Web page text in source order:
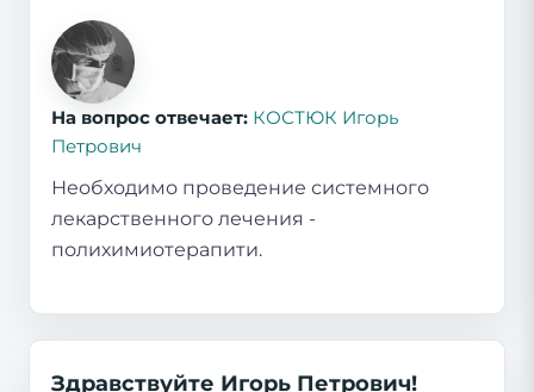
На вопрос отвечает: КОСТЮК Игорь
Петрович
Необходимо проведение системного
лекарственного лечения -
полихимиотерапити.
Здравствуйте Игорь Петрович!